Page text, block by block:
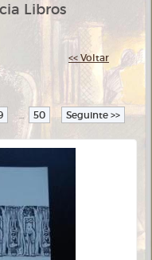
Libros
<< Voltar
... 50 Seguinte >>